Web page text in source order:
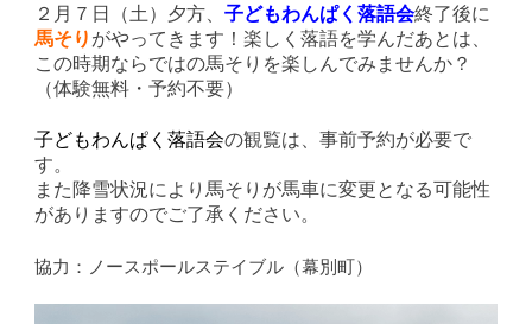
２月７日（土）夕方、子どもわんぱく落語会終了後に
馬そり がやってきます！楽しく落語を学んだあとは、
この時期ならではの馬そりを楽しんでみませんか？
（体験無料・予約不要）
子どもわんぱく落語会の観覧は、事前予約が必要で
す。
また降雪状況により馬そりが馬車に変更となる可能性
がありますのでご了承ください。
協力：ノースポールステイブル（幕別町）